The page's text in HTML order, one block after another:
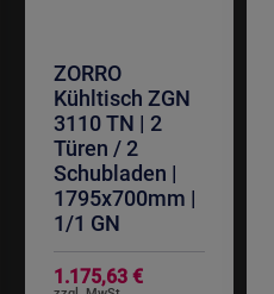
ZORRO
Kühltisch ZGN
3110 TN | 2
Türen / 2
Schubladen |
1795x700mm |
1/1 GN
1.175,63 €